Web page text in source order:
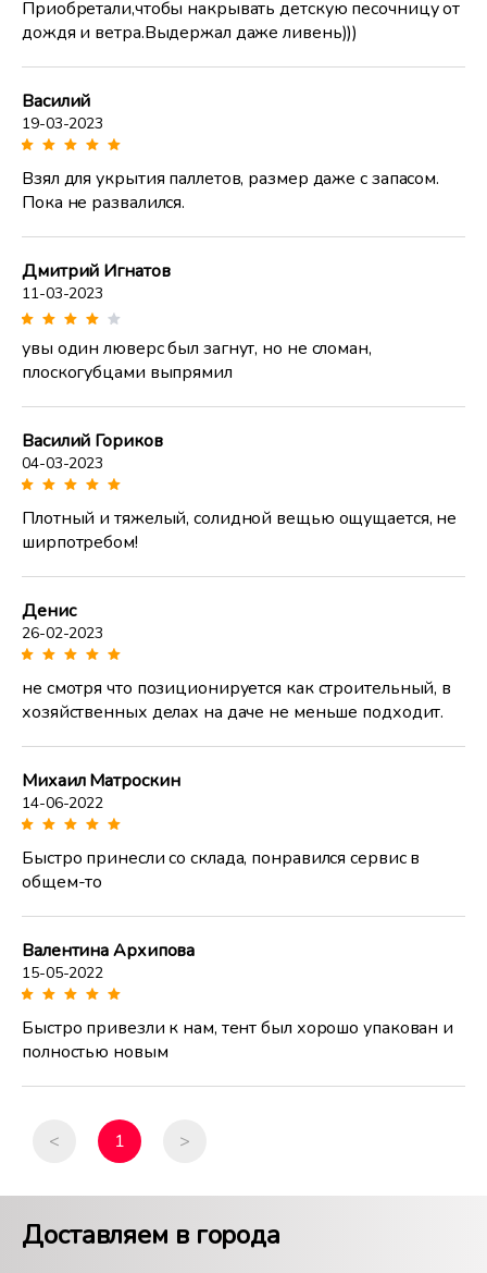
Приобретали,чтобы накрывать детскую песочницу от
дождя и ветра.Выдержал даже ливень)))
Василий
19-03-2023
Взял для укрытия паллетов, размер даже с запасом.
Пока не развалился.
Дмитрий Игнатов
11-03-2023
увы один люверс был загнут, но не сломан,
плоскогубцами выпрямил
Василий Гориков
04-03-2023
Плотный и тяжелый, солидной вещью ощущается, не
ширпотребом!
Денис
26-02-2023
не смотря что позиционируется как строительный, в
хозяйственных делах на даче не меньше подходит.
Михаил Матроскин
14-06-2022
Быстро принесли со склада, понравился сервис в
общем-то
Валентина Архипова
15-05-2022
Быстро привезли к нам, тент был хорошо упакован и
полностью новым
< 1 >
Доставляем в города